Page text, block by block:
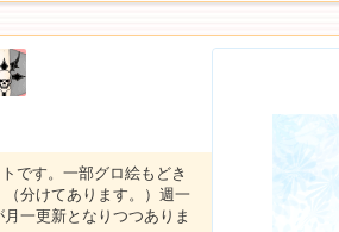
です。一部グロ絵もどき
分けてあります。）週一
一更新となりつつありま